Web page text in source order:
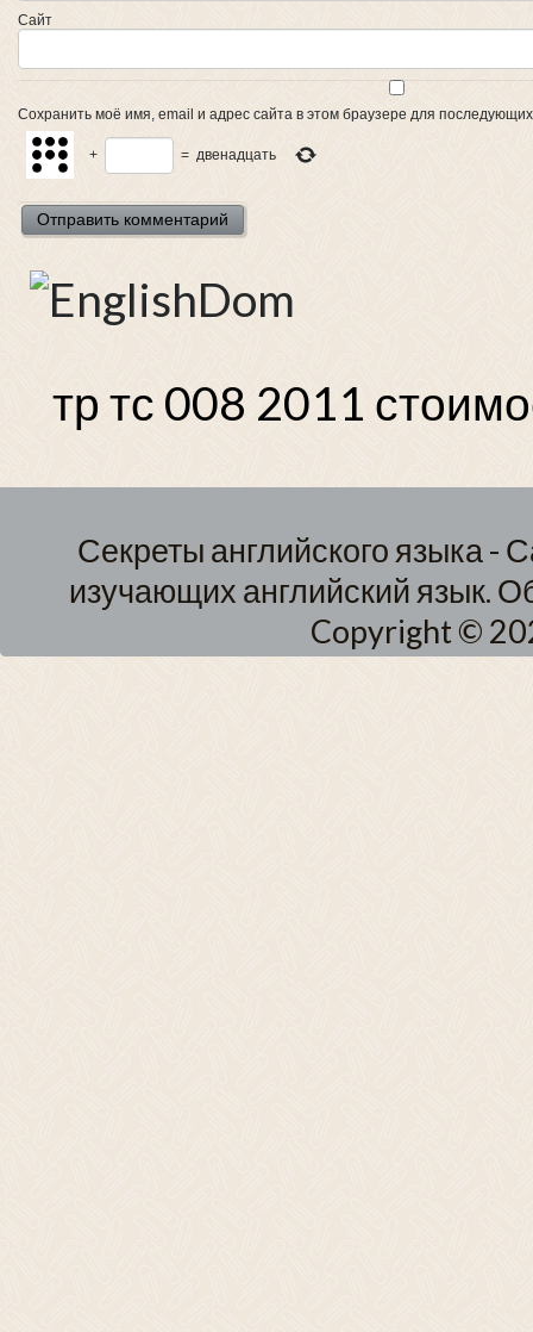
Сайт
Сохранить моё имя, email и адрес сайта в этом браузере для
+ = двенадцать
тр тс 008 2011
Секреты английского языка -
изучающих английский язык.
Copyright ©